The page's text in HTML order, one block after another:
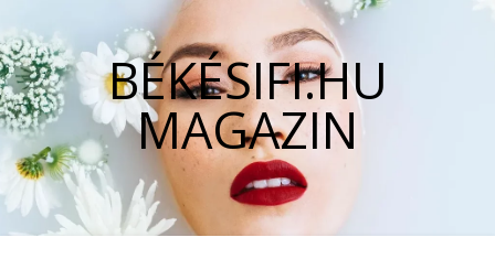
BÉKÉSIFI.HU
MAGAZIN